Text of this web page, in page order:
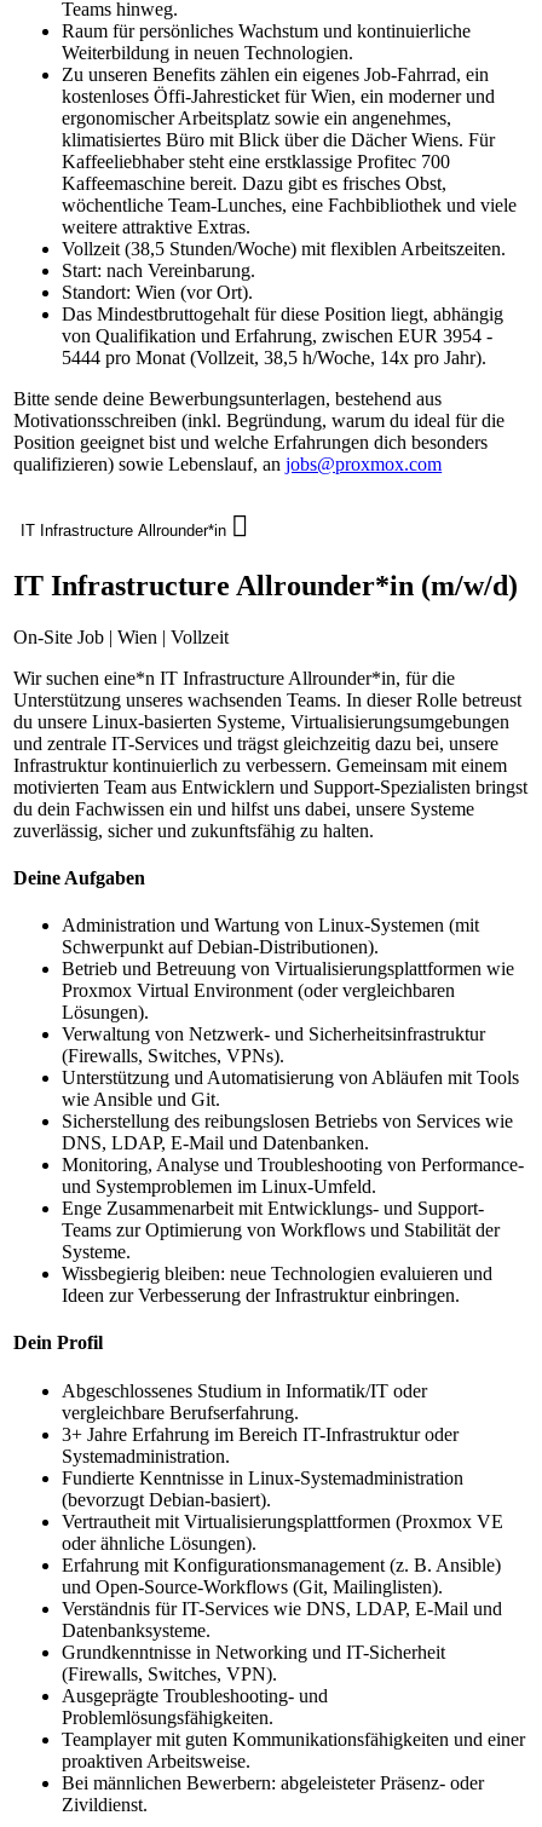
Teams hinweg.
Raum für persönliches Wachstum und kontinuierliche
Weiterbildung in neuen Technologien.
Zu unseren Benefits zählen ein eigenes Job-Fahrrad, ein
kostenloses Öffi-Jahresticket für Wien, ein moderner und
ergonomischer Arbeitsplatz sowie ein angenehmes,
klimatisiertes Büro mit Blick über die Dächer Wiens. Für
Kaffeeliebhaber steht eine erstklassige Profitec 700
Kaffeemaschine bereit. Dazu gibt es frisches Obst,
wöchentliche Team-Lunches, eine Fachbibliothek und viele
weitere attraktive Extras.
Vollzeit (38,5 Stunden/Woche) mit flexiblen Arbeitszeiten.
Start: nach Vereinbarung.
Standort: Wien (vor Ort).
Das Mindestbruttogehalt für diese Position liegt, abhängig
von Qualifikation und Erfahrung, zwischen EUR 3954 -
5444 pro Monat (Vollzeit, 38,5 h/Woche, 14x pro Jahr).
Bitte sende deine Bewerbungsunterlagen, bestehend aus
Motivationsschreiben (inkl. Begründung, warum du ideal für die
Position geeignet bist und welche Erfahrungen dich besonders
qualifizieren) sowie Lebenslauf, anjobs@proxmox.com
IT Infrastructure Allrounder*in
IT Infrastructure Allrounder*in (m/w/d)
On-Site Job | Wien | Vollzeit
Wir suchen eine*n IT Infrastructure Allrounder*in, für die
Unterstützung unseres wachsenden Teams. In dieser Rolle betreust
du unsere Linux-basierten Systeme, Virtualisierungsumgebungen
und zentrale IT-Services und trägst gleichzeitig dazu bei, unsere
Infrastruktur kontinuierlich zu verbessern. Gemeinsam mit einem
motivierten Team aus Entwicklern und Support-Spezialisten bringst
du dein Fachwissen ein und hilfst uns dabei, unsere Systeme
zuverlässig, sicher und zukunftsfähig zu halten.
Deine Aufgaben
Administration und Wartung von Linux-Systemen (mit
Schwerpunkt auf Debian-Distributionen).
Betrieb und Betreuung von Virtualisierungsplattformen wie
Proxmox Virtual Environment (oder vergleichbaren
Lösungen).
Verwaltung von Netzwerk- und Sicherheitsinfrastruktur
(Firewalls, Switches, VPNs).
Unterstützung und Automatisierung von Abläufen mit Tools
wie Ansible und Git.
Sicherstellung des reibungslosen Betriebs von Services wie
DNS, LDAP, E-Mail und Datenbanken.
Monitoring, Analyse und Troubleshooting von Performance-
und Systemproblemen im Linux-Umfeld.
Enge Zusammenarbeit mit Entwicklungs- und Support-
Teams zur Optimierung von Workflows und Stabilität der
Systeme.
Wissbegierig bleiben: neue Technologien evaluieren und
Ideen zur Verbesserung der Infrastruktur einbringen.
Dein Profil
Abgeschlossenes Studium in Informatik/IT oder
vergleichbare Berufserfahrung.
3+ Jahre Erfahrung im Bereich IT-Infrastruktur oder
Systemadministration.
Fundierte Kenntnisse in Linux-Systemadministration
(bevorzugt Debian-basiert).
Vertrautheit mit Virtualisierungsplattformen (Proxmox VE
oder ähnliche Lösungen).
Erfahrung mit Konfigurationsmanagement (z. B. Ansible)
und Open-Source-Workflows (Git, Mailinglisten).
Verständnis für IT-Services wie DNS, LDAP, E-Mail und
Datenbanksysteme.
Grundkenntnisse in Networking und IT-Sicherheit
(Firewalls, Switches, VPN).
Ausgeprägte Troubleshooting- und
Problemlösungsfähigkeiten.
Teamplayer mit guten Kommunikationsfähigkeiten und einer
proaktiven Arbeitsweise.
Bei männlichen Bewerbern: abgeleisteter Präsenz- oder
Zivildienst.